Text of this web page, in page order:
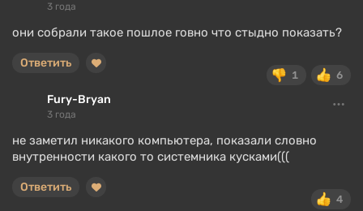
3 года
они собрали такое пошлое говно что стыдно показать?
1 6
Ответить
Fury-Bryan
3 года
не заметил никакого компьютера, показали словно
внутренности какого то системника кусками(((
4
Ответить